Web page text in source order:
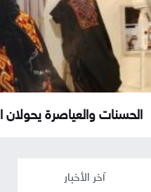
الحسنات والعياصرة يحولان
آخر الأخبار